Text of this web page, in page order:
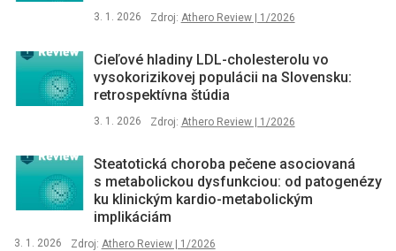
3. 1. 2026 Zdroj: Athero Review | 1/2026
Cieľové hladiny LDL-cholesterolu vo
vysokorizikovej populácii na Slovensku:
retrospektívna štúdia
3. 1. 2026 Zdroj: Athero Review | 1/2026
Steatotická choroba pečene asociovaná
s metabolickou dysfunkciou: od patogenézy
ku klinickým kardio-metabolickým
implikáciám
3. 1. 2026 Zdroj: Athero Review | 1/2026